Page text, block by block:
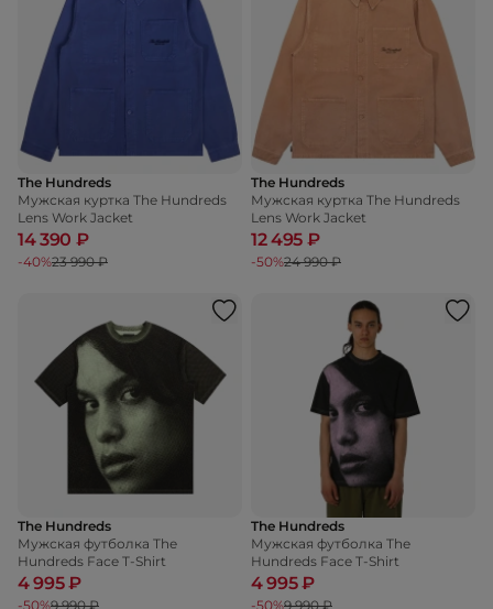
The Hundreds
Мужская куртка The Hundreds
Lens Work Jacket
14 390 ₽
-40%23 990 ₽
The Hundreds
Мужская куртка The Hundreds
Lens Work Jacket
12 495 ₽
-50%24 990 ₽
The Hundreds
Мужская футболка The
Hundreds Face T-Shirt
4 995 ₽
-50%9 990 ₽
The Hundreds
Мужская футболка The
Hundreds Face T-Shirt
4 995 ₽
-50%9 990 ₽